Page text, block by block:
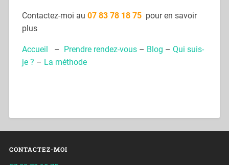
Contactez-moi au 07 83 78 18 75pour en savoir
plus
Accueil – Prendre rendez-vous– Blog – Qui suis-
je ? – La méthode
CONTACTEZ-MOI